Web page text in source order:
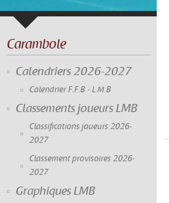
Carambole
Calendriers 2026-2027
Calendrier F.F.B - L.M.B
Classements joueurs LMB
Classifications joueurs 2026-
2027
Classement provisoires 2026-
2027
Graphiques LMB